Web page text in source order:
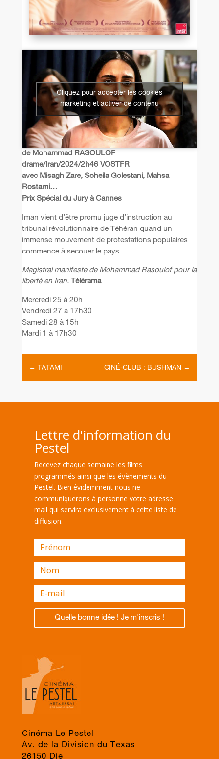
Cliquez pour accepter les cookies
marketing et activer ce contenu
de Mohammad RASOULOF
drame/Iran/2024/2h46 VOSTFR
avec Misagh Zare, Soheila Golestani, Mahsa
Rostami…
Prix Spécial du Jury à Cannes
Iman vient d’être promu juge d’instruction au
tribunal révolutionnaire de Téhéran quand un
immense mouvement de protestations populaires
commence à secouer le pays.
Magistral manifeste de Mohammad Rasoulof pour la
liberté en Iran. Télérama
Mercredi 25 à 20h
Vendredi 27 à 17h30
Samedi 28 à 15h
Mardi 1 à 17h30
← TATAMI CINÉ-CLUB : BUSHMAN →
Lettre d'information du
Pestel
Recevez chaque semaine les films
programmés ainsi que les évènements du
Pestel. Bien évidemment nous ne
communiquerons à personne votre adresse
mail qui servira exclusivement à cette liste de
diffusion.
Quelle bonne idée ! Je m'inscris !
Cinéma Le Pestel
Av. de la Division du Texas
26150 Die